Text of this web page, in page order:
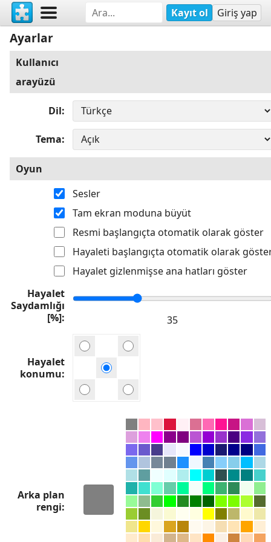
Kayıt ol Giriş yap
Ayarlar
Kullanıcı
arayüzü
Dil
Tema
Oyun
Sesler
Tam ekran moduna büyüt
Resmi başlangıçta otomatik olarak göster
Hayaleti başlangıçta otomatik olarak
Hayalet gizlenmişse ana hatları göster
Hayalet
Saydamlığı
[%]
Hayalet
konumu
Arka plan
rengi